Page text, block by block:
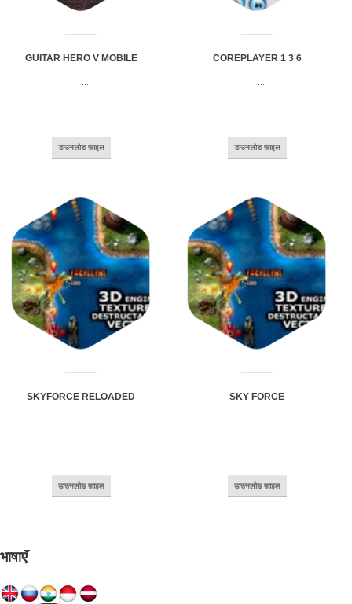
GUITAR HERO V MOBILE
डाउनलोड फ़ाइल
COREPLAYER 1 3 6
डाउनलोड फ़ाइल
SKYFORCE RELOADED
डाउनलोड फ़ाइल
SKY FORCE
डाउनलोड फ़ाइल
भाषाएँ